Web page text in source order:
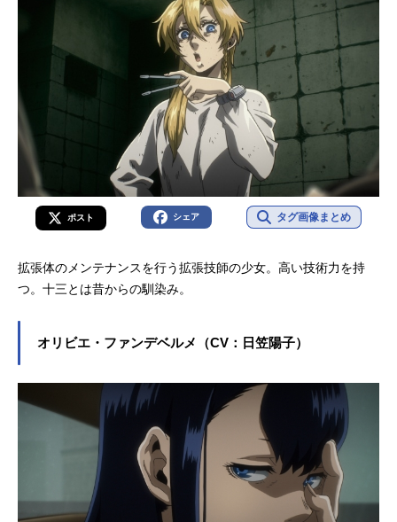
幸...
ポスト シェア タグ画像まとめ
拡張体のメンテナンスを行う拡張技師の少女。高い技術力を持
つ。十三とは昔からの馴染み。
オリビエ・ファンデベルメ（CV：日笠陽子）